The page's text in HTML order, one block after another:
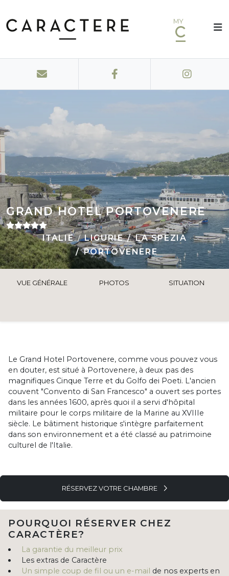
MY
GRAND HOTEL PORTOVENERE
ITALIE LIGURIE
LA SPEZIA
PORTOVENERE
VUE GÉNÉRALE PHOTOS SITUATION
Le Grand Hotel Portovenere, comme vous pouvez vous
en douter, est situé à Portovenere, à deux pas des
magnifiques Cinque Terre et du Golfo dei Poeti. L'ancien
couvent "Convento di San Francesco" a ouvert ses portes
dans les années 1600, après quoi il a servi d'hôpital
militaire pour le corps militaire de la Marine au XVIIIe
siècle. Le bâtiment historique s'intègre parfaitement
dans son environnement et a été classé au patrimoine
culturel de l'Italie.
RÉSERVEZ VOTRE CHAMBRE
POURQUOI RÉSERVER CHEZ
CARACTÈRE?
La garantie du meilleur prix
Les extras de Caractère
Un simple coup de fil ou un e-mail de nos experts en